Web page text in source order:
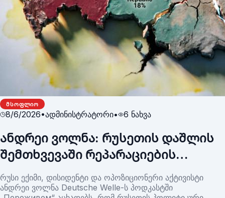
ᲛᲡᲝᲤᲚᲘᲝ
8/6/2026•ადმინისტრატორი• 6 ნახვა
ანდრეი ვოლნა: რუსეთის დაშლის
შემთხვევაში რეპარაციების
მექანიზმი წინასწარ უნდა
განისაზღვროს
რუსი ექიმი, დისიდენტი და ოპოზიციონერი აქტივისტი
ანდრეი ვოლნა Deutsche Welle-ს პოდკასტში